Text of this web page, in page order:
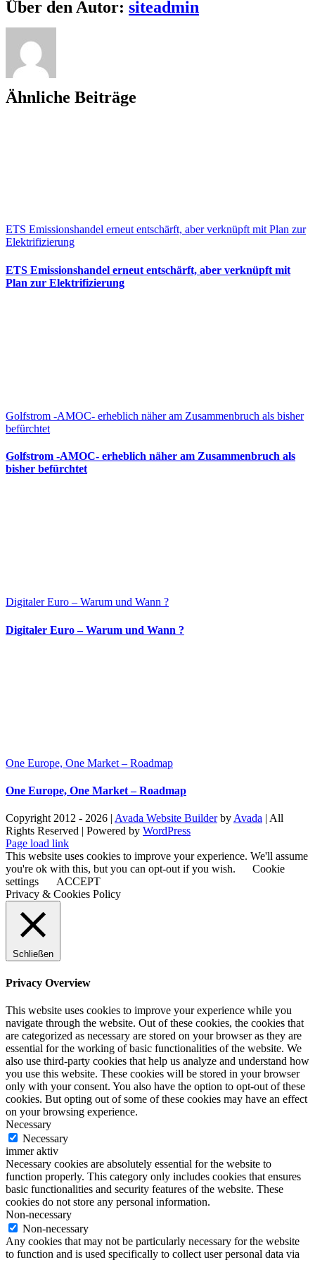
Facebook
X
Bluesky
Reddit
LinkedIn
WhatsApp
Telegram
Tumblr
Pinterest
Xing
E-
Mail
Über den Autor: siteadmin
Ähnliche Beiträge
ETS Emissionshandel erneut entschärft, aber verknüpft mit Plan zur
Elektrifizierung
ETS Emissionshandel erneut entschärft, aber verknüpft mit
Plan zur Elektrifizierung
Golfstrom -AMOC- erheblich näher am Zusammenbruch als bisher
befürchtet
Golfstrom -AMOC- erheblich näher am Zusammenbruch als
bisher befürchtet
Digitaler Euro – Warum und Wann ?
Digitaler Euro – Warum und Wann ?
One Europe, One Market – Roadmap
One Europe, One Market – Roadmap
Copyright 2012 - 2026 | Avada Website BuilderbyAvada | All
Rights Reserved | Powered by WordPress
Facebook
X
Instagram
Pinterest
Page load link
This website uses cookies to improve your experience. We'll assume
you're ok with this, but you can opt-out if you wish.
Cookie
settings
ACCEPT
Privacy & Cookies Policy
Schließen
Privacy Overview
This website uses cookies to improve your experience while you
navigate through the website. Out of these cookies, the cookies that
are categorized as necessary are stored on your browser as they are
essential for the working of basic functionalities of the website. We
also use third-party cookies that help us analyze and understand how
you use this website. These cookies will be stored in your browser
only with your consent. You also have the option to opt-out of these
cookies. But opting out of some of these cookies may have an effect
on your browsing experience.
Necessary
Necessary
immer aktiv
Necessary cookies are absolutely essential for the website to
function properly. This category only includes cookies that ensures
basic functionalities and security features of the website. These
cookies do not store any personal information.
Non-necessary
Non-necessary
Any cookies that may not be particularly necessary for the website
to function and is used specifically to collect user personal data via